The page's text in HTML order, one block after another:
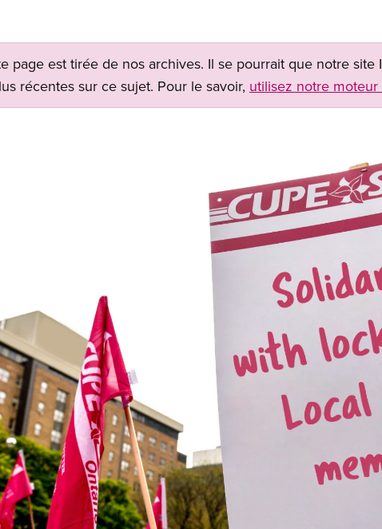
page est tirée de nos archives. Il se pourrait que notre
récentes sur ce sujet. Pour le savoir, utilisez notre